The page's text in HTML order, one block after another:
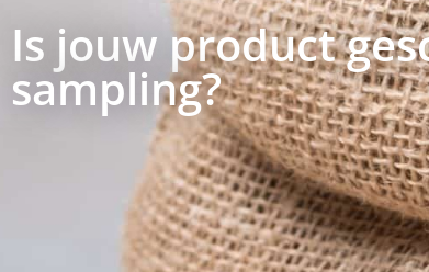
Is jouw product
sampling?